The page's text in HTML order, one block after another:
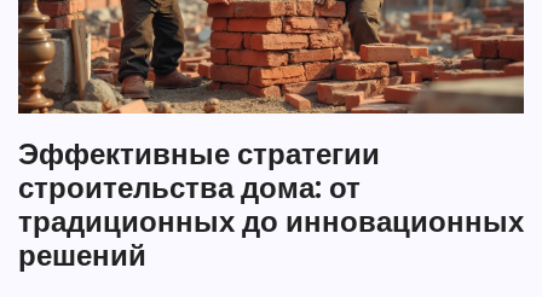
Эффективные стратегии
строительства дома: от
традиционных до инновационных
решений